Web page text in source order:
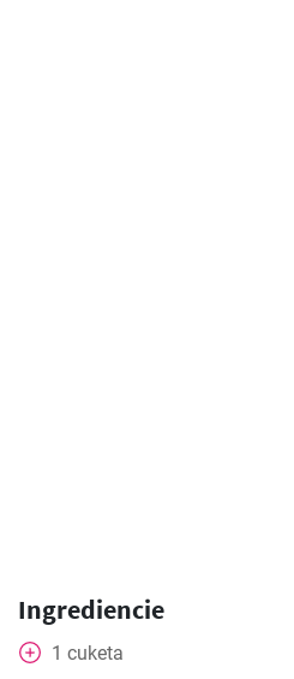
Ingrediencie
1 cuketa